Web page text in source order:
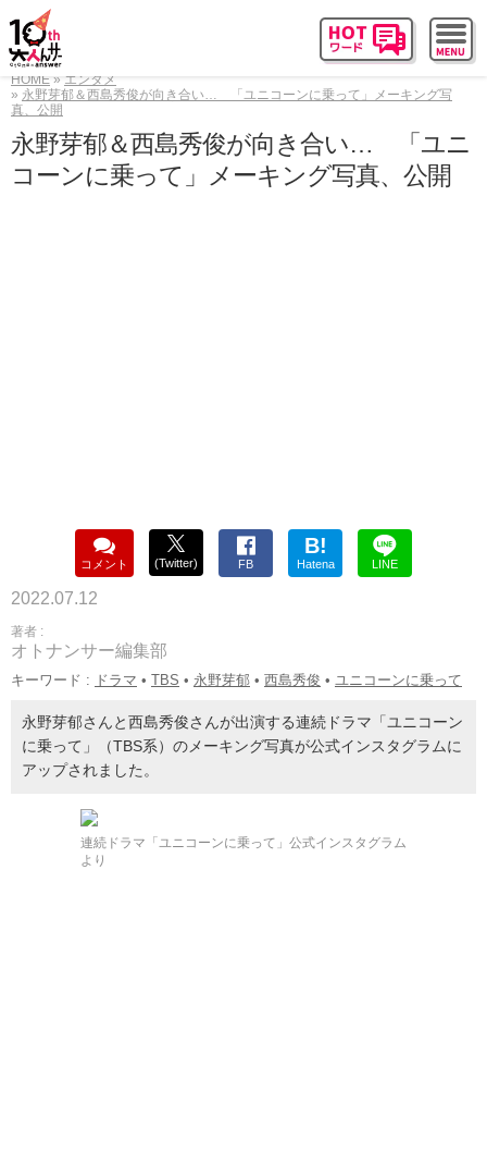
HOME
エンタメ
永野芽郁＆西島秀俊が向き合い… 「ユニコーンに乗って」メーキング写
真、公開
永野芽郁＆西島秀俊が向き合い… 「ユニ
コーンに乗って」メーキング写真、公開
コメント (Twitter) FB
B!
Hatena LINE
2022.07.12
著者 :
オトナンサー編集部
キーワード : ドラマ • TBS • 永野芽郁 • 西島秀俊 • ユニコーンに乗って
永野芽郁さんと西島秀俊さんが出演する連続ドラマ「ユニコーン
に乗って」（TBS系）のメーキング写真が公式インスタグラムに
アップされました。
連続ドラマ「ユニコーンに乗って」公式インスタグラム
より